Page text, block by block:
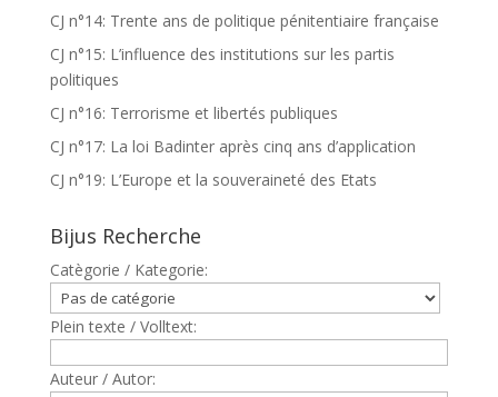
CJ n°14: Trente ans de politique pénitentiaire française
CJ n°15: L’influence des institutions sur les partis
politiques
CJ n°16: Terrorisme et libertés publiques
CJ n°17: La loi Badinter après cinq ans d’application
CJ n°19: L’Europe et la souveraineté des Etats
Bijus Recherche
Catègorie / Kategorie:
Plein texte / Volltext:
Auteur / Autor: